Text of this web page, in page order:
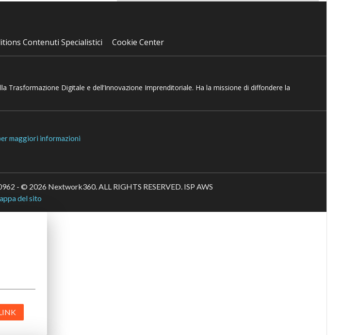
Contenuti Specialistici Cookie Center
Digitale e dell’Innovazione Imprenditoriale. Ha la missione di diffondere la
maggiori informazioni
- © 2026 Nextwork360. ALL RIGHTS RESERVED. ISP AWS
del sito